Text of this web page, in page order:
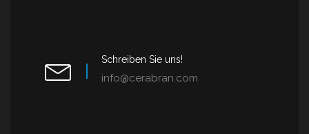
Schreiben Sie uns!
info@cerabran.com